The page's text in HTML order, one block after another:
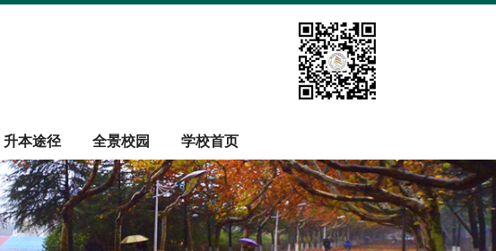
升本途径 全景校园 学校首页